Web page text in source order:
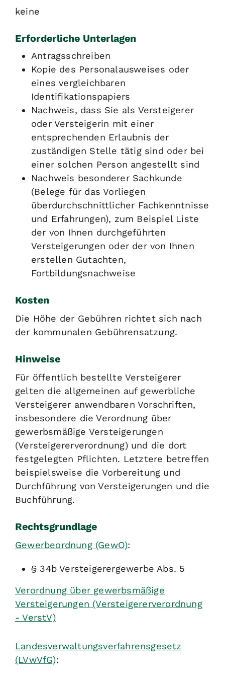
keine
Erforderliche Unterlagen
Antragsschreiben
Kopie des Personalausweises oder
eines vergleichbaren
Identifikationspapiers
Nachweis, dass Sie als Versteigerer
oder Versteigerin mit einer
entsprechenden Erlaubnis der
zuständigen Stelle tätig sind oder bei
einer solchen Person angestellt sind
Nachweis besonderer Sachkunde
(Belege für das Vorliegen
überdurchschnittlicher Fachkenntnisse
und Erfahrungen), zum Beispiel Liste
der von Ihnen durchgeführten
Versteigerungen oder der von Ihnen
erstellen Gutachten,
Fortbildungsnachweise
Kosten
Die Höhe der Gebühren richtet sich nach
der kommunalen Gebührensatzung.
Hinweise
Für öffentlich bestellte Versteigerer
gelten die allgemeinen auf gewerbliche
Versteigerer anwendbaren Vorschriften,
insbesondere die Verordnung über
gewerbsmäßige Versteigerungen
(Versteigererverordnung) und die dort
festgelegten Pflichten. Letztere betreffen
beispielsweise die Vorbereitung und
Durchführung von Versteigerungen und die
Buchführung.
Rechtsgrundlage
Gewerbeordnung (GewO):
§ 34b Versteigerergewerbe Abs. 5
Verordnung über gewerbsmäßige
Versteigerungen (Versteigererverordnung
- VerstV)
Landesverwaltungsverfahrensgesetz
(LVwVfG):